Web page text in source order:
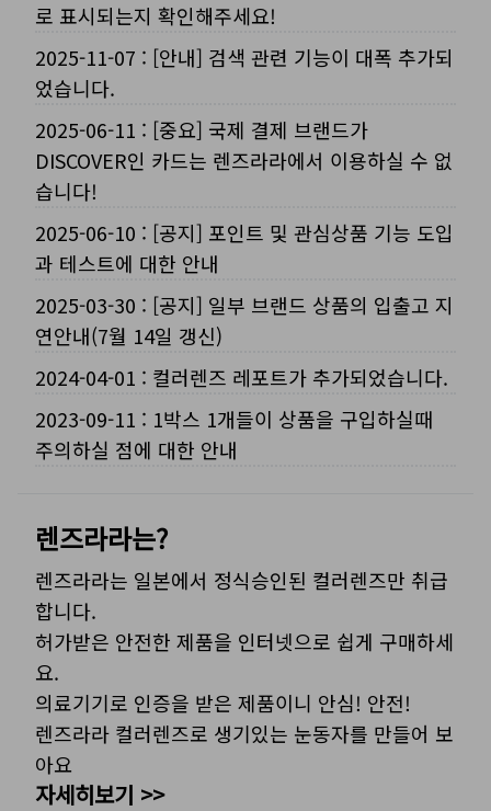
로 표시되는지 확인해주세요!
2025-11-07 : [안내] 검색 관련 기능이 대폭 추가되
었습니다.
2025-06-11 : [중요] 국제 결제 브랜드가
DISCOVER인 카드는 렌즈라라에서 이용하실 수 없
습니다!
2025-06-10 : [공지] 포인트 및 관심상품 기능 도입
과 테스트에 대한 안내
2025-03-30 : [공지] 일부 브랜드 상품의 입출고 지
연안내(7월 14일 갱신)
2024-04-01 : 컬러렌즈 레포트가 추가되었습니다.
2023-09-11 : 1박스 1개들이 상품을 구입하실때
주의하실 점에 대한 안내
렌즈라라는?
렌즈라라는 일본에서 정식승인된 컬러렌즈만 취급
합니다.
허가받은 안전한 제품을 인터넷으로 쉽게 구매하세
요.
의료기기로 인증을 받은 제품이니 안심! 안전!
렌즈라라 컬러렌즈로 생기있는 눈동자를 만들어 보
아요
자세히보기 >>